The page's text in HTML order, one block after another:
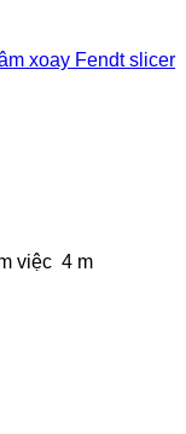
xoay Fendt slicer
việc 4 m